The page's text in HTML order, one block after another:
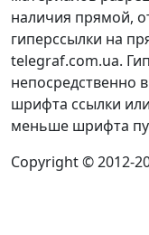
наличия прямой,
гиперссылки на
telegraf.com.ua.
непосредственно
шрифта ссылки
меньше шрифта
Copyright © 2012-